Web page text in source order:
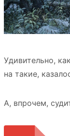
Удивительно,
на такие,
А, впрочем,